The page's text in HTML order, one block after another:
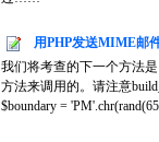
用PHP发送MIME邮
我们将考查的下一个方法是
方法来调用的。请注意
$boundary =